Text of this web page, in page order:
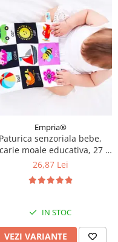
Empria®
Paturica senzoriala bebe,
moale educativa, 27 x
27 cm, Empria, Diverse
26,87 Lei
IN STOC
VEZI VARIANTE